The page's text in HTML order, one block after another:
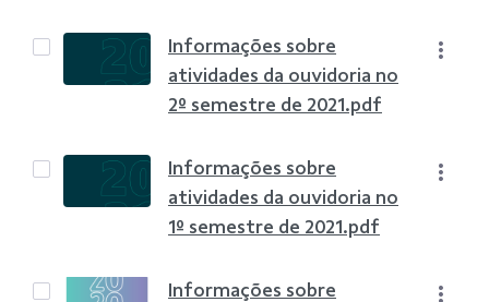
Informações sobre
atividades da ouvidoria no
2º semestre de 2021.pdf
Informações sobre
atividades da ouvidoria no
1º semestre de 2021.pdf
Informações sobre